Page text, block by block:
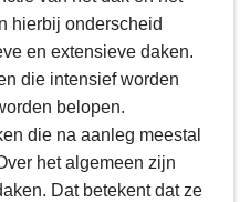
hierbij onderscheid
en extensieve daken.
die intensief worden
belopen.
die na aanleg meestal
het algemeen zijn
Dat betekent dat ze